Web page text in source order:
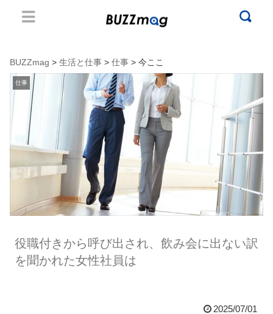
BUZZmag > 生活と仕事 > 仕事 > 今ここ
仕事
役職付きから呼び出され、飲み会に出ない訳
を聞かれた女性社員は
2025/07/01